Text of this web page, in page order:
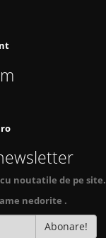
noutatile de pe site.
nedorite .
Abonare!